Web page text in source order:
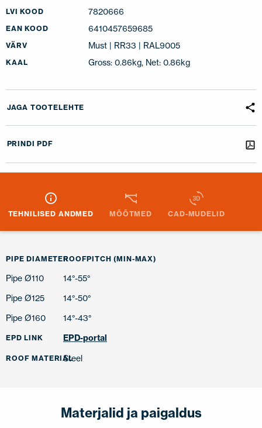
LVI KOOD 7820666
EAN KOOD 6410457659685
VÄRV Must | RR33 | RAL9005
KAAL Gross: 0.86kg, Net: 0.86kg
JAGA TOOTELEHTE
PRINDI PDF
TEHNILISED ANDMED MÕÕTMED CAD-MUDELID
PIPE DIAMETERROOFPITCH (MIN-MAX)
Pipe Ø110
14°-55°
Pipe Ø125
14°-50°
Pipe Ø160
14°-43°
EPD LINK EPD-portal
ROOF MATERIALSteel
Materjalid ja paigaldus